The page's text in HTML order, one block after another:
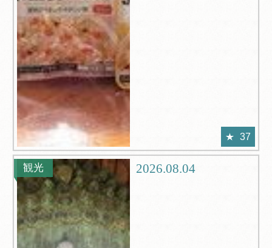
37
観光 2026.08.04